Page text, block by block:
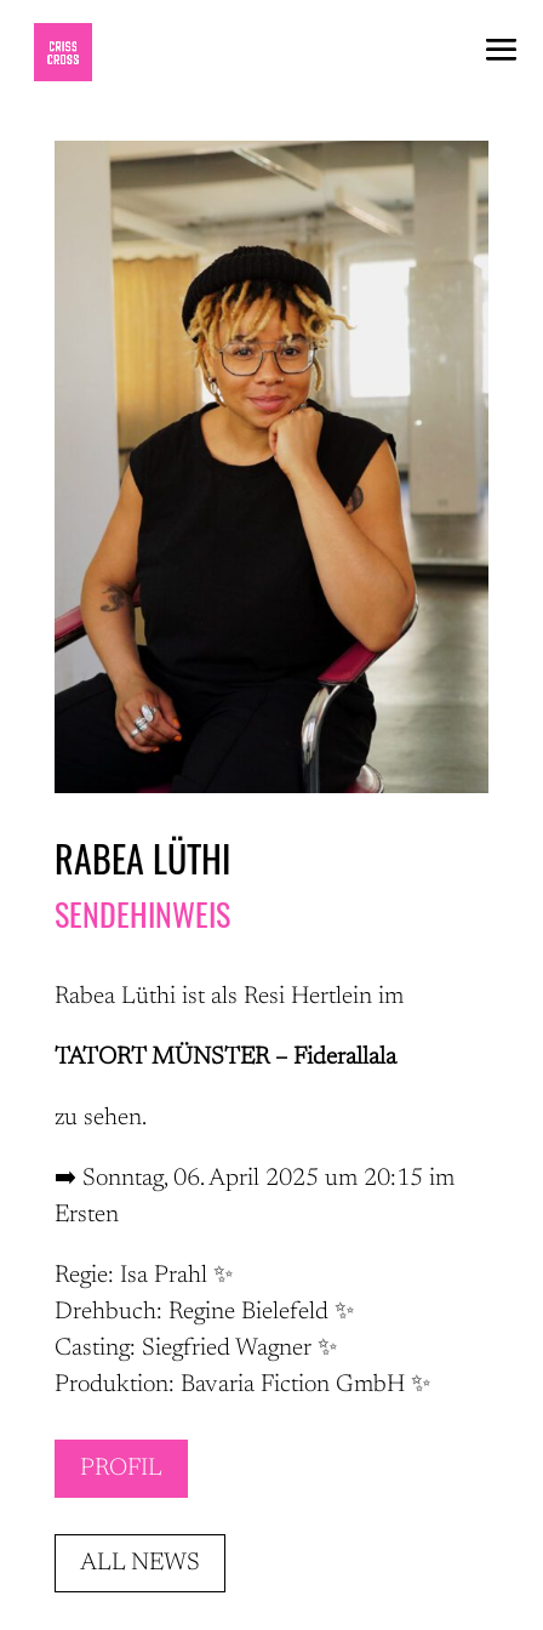
RABEA LÜTHI
SENDEHINWEIS
Rabea Lüthi ist als Resi Hertlein im
TATORT MÜNSTER – Fiderallala
zu sehen.
➡️ Sonntag, 06. April 2025 um 20:15 im
Ersten
Regie: Isa Prahl ✨
Drehbuch: Regine Bielefeld ✨
Casting: Siegfried Wagner ✨
Produktion: Bavaria Fiction GmbH ✨
PROFIL
ALL NEWS